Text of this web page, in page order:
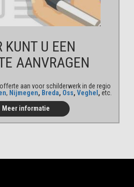
KUNT U EEN
AANVRAGEN
aan voor schilderwerk in de regio
, Nijmegen, Breda, Oss, Veghel , etc.
Meer informatie